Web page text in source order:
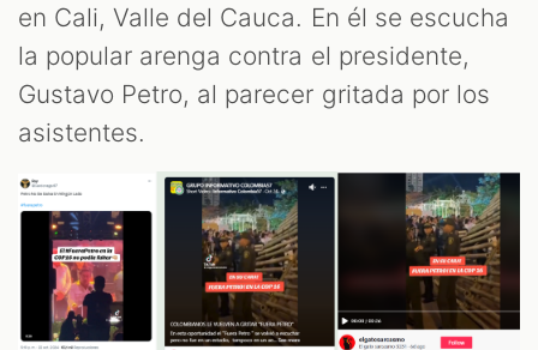
en Cali, Valle del Cauca. En él se escucha
la popular arenga contra el presidente,
Gustavo Petro, al parecer gritada por los
asistentes.